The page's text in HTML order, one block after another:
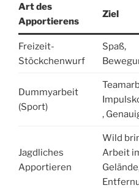
Art des
Apportierens
Ziel
Freizeit-
Stöckchenwurf
Spaß,
Dummyarbeit
(Sport)
,
Jagdliches
Apportieren
Wild
Arbeit